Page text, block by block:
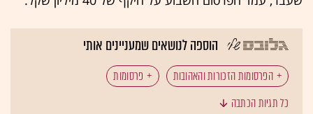
הוספה לנושאים שמעניינים אותי
הפרסומות הזכורות והאהובות פרסומות
כל תגיות הכתבה